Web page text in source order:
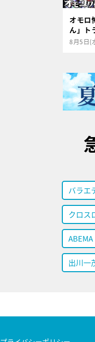
オモロ
ん」ト
8月5日(
バラエ
クロス
ABEMA
出川一